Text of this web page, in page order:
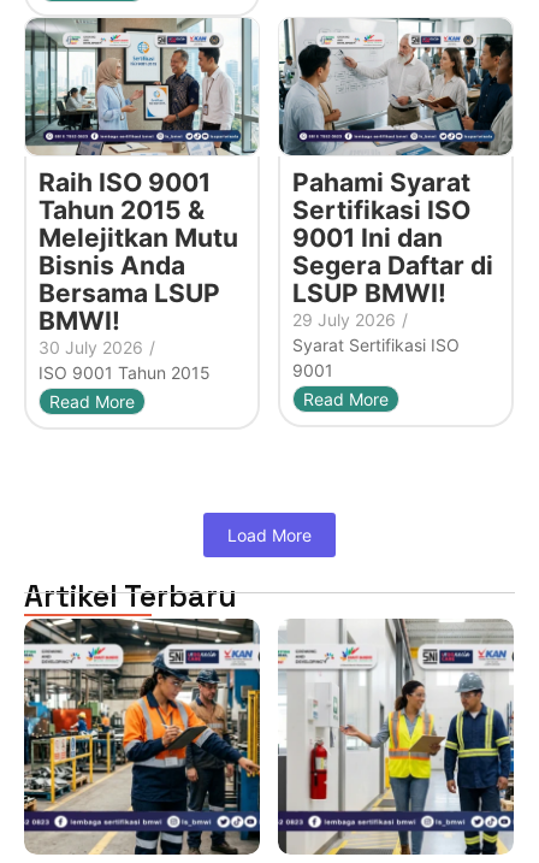
Raih ISO 9001
Tahun 2015 &
Melejitkan Mutu
Bisnis Anda
Bersama LSUP
BMWI!
30 July 2026 /
ISO 9001 Tahun 2015
Read More
Pahami Syarat
Sertifikasi ISO
9001 Ini dan
Segera Daftar di
LSUP BMWI!
29 July 2026 /
Syarat Sertifikasi ISO
9001
Read More
Load More
Artikel Terbaru